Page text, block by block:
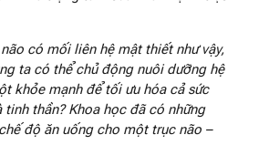
não có mối liên hệ mật thiết như vậy,
ta có thể chủ động nuôi dưỡng hệ
khỏe mạnh để tối ưu hóa cả sức
tinh thần? Khoa học đã có những
độ ăn uống cho một trục não –